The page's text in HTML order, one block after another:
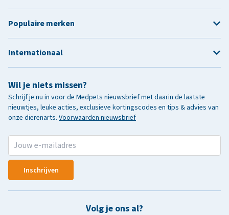
Wil je niets missen?
Schrijf je nu in voor de Medpets nieuwsbrief met daarin de laatste
nieuwtjes, leuke acties, exclusieve kortingscodes en tips & advies van
onze dierenarts. Voorwaarden nieuwsbrief
Inschrijven
Volg je ons al?
Populaire merken
Internationaal